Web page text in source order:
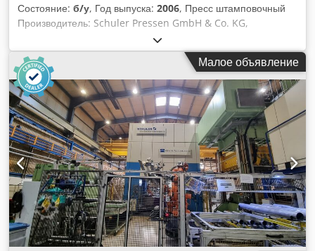
Состояние: б/у, Год выпуска: 2006, Пресс штамповочный
Производитель: Schuler Pressen GmbH & Co. KG,
Гёппинген, Германия Модель: SAL 250-1.9 Mark II
Серийный номер: A/260156 (№ машины 2006-260156) Год
выпуска: 2006 Усилие пресса: 2 500 кН (250 тонн) Частота
ходов: 80–400 ходов/мин Мощность привода: 51 кВт при 2
000 об/мин Ход ползуна: 30 мм Регулировка ползуна: 100
мм Подъем ползуна: 75 мм Монтажная высота (расстояние
от столовой плиты до ползуна при нижнем положении хода
и верхнем положении регулировки): 550 мм Размеры стола:
1 950 x 1 060 мм (по чертежу) Площадь ползуна: 1 950 x
800 мм (по чертежу) Сжатый воздух: 5,5 бар Общий вес (без
подачи): 48 000 кг Система управления: SYS PACO 8000
Шумопоглащающий кожух (оранжевый) Dodpfx Aqjzil S
Isleck Устройство подачи полосы Производитель: Kohler
Maschinenbau GmbH, Фризенхайм, Германия Модель: KRS
18.260/19-2000.2H-BF1 Серийный номер: 40 871 Год
Малое объявление